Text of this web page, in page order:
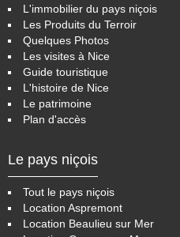
L'immobilier du pays niçois
Les Produits du Terroir
Quelques Photos
Les visites à Nice
Guide touristique
L'histoire de Nice
Le patrimoine
Plan d'accès
Le pays niçois
Tout le pays niçois
Location Aspremont
Location Beaulieu sur Mer